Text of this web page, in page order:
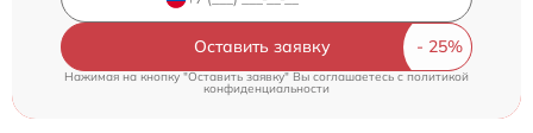
Оставить заявку
Нажимая на кнопку "Оставить заявку" Вы соглашаетесь cполитикой
конфиденциальности